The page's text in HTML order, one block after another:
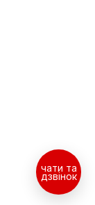
чати та
дзвінок